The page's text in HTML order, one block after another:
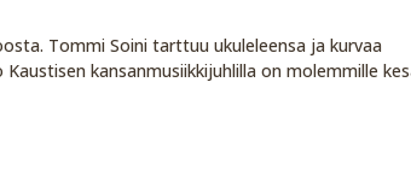
Tommi Soini tarttuu ukuleleensa ja kurvaa
kansanmusiikkijuhlilla on molemmille